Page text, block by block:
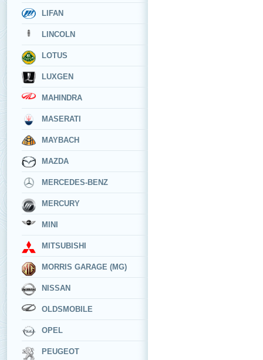
LIFAN
LINCOLN
LOTUS
LUXGEN
MAHINDRA
MASERATI
MAYBACH
MAZDA
MERCEDES-BENZ
MERCURY
MINI
MITSUBISHI
MORRIS GARAGE (MG)
NISSAN
OLDSMOBILE
OPEL
PEUGEOT